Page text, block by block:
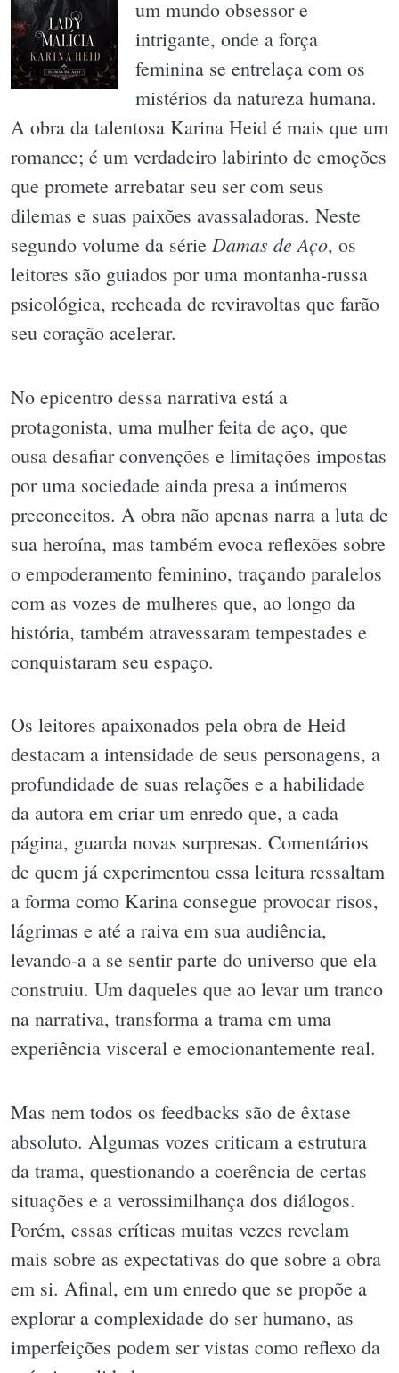
um mundo obsessor e
intrigante, onde a força
feminina se entrelaça com os
mistérios da natureza humana.
A obra da talentosa Karina Heid é mais que um
romance; é um verdadeiro labirinto de emoções
que promete arrebatar seu ser com seus
dilemas e suas paixões avassaladoras. Neste
segundo volume da série Damas de Aço, os
leitores são guiados por uma montanha-russa
psicológica, recheada de reviravoltas que farão
seu coração acelerar.
No epicentro dessa narrativa está a
protagonista, uma mulher feita de aço, que
ousa desafiar convenções e limitações impostas
por uma sociedade ainda presa a inúmeros
preconceitos. A obra não apenas narra a luta de
sua heroína, mas também evoca reflexões sobre
o empoderamento feminino, traçando paralelos
com as vozes de mulheres que, ao longo da
história, também atravessaram tempestades e
conquistaram seu espaço.
Os leitores apaixonados pela obra de Heid
destacam a intensidade de seus personagens, a
profundidade de suas relações e a habilidade
da autora em criar um enredo que, a cada
página, guarda novas surpresas. Comentários
de quem já experimentou essa leitura ressaltam
a forma como Karina consegue provocar risos,
lágrimas e até a raiva em sua audiência,
levando-a a se sentir parte do universo que ela
construiu. Um daqueles que ao levar um tranco
na narrativa, transforma a trama em uma
experiência visceral e emocionantemente real.
Mas nem todos os feedbacks são de êxtase
absoluto. Algumas vozes criticam a estrutura
da trama, questionando a coerência de certas
situações e a verossimilhança dos diálogos.
Porém, essas críticas muitas vezes revelam
mais sobre as expectativas do que sobre a obra
em si. Afinal, em um enredo que se propõe a
explorar a complexidade do ser humano, as
imperfeições podem ser vistas como reflexo da